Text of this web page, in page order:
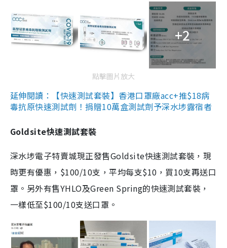
+2
點擊圖片放大
延伸閱讀：【快速測試套裝】香港口罩廠acc+推$18病
毒抗原快速測試劑！捐贈10萬盒測試劑予深水埗露宿者
Goldsite快速測試套裝
深水埗電子特賣城現正發售Goldsite快速測試套裝，現
時更有優惠，$100/10支，平均每支$10，買10支再送口
罩。另外有售YHLO及Green Spring的快速測試套裝，
一樣低至$100/10支送口罩。